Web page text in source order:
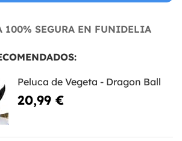
100% SEGURA EN FUNIDELIA
Peluca de Vegeta - Dragon Ball
20,99 €